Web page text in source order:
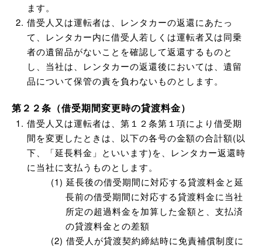
ます。
借受人又は運転者は、レンタカーの返還にあたっ
て、レンタカー内に借受人若しくは運転者又は同乗
者の遺留品がないことを確認して返還するものと
し、当社は、レンタカーの返還後においては、遺留
品について保管の責を負わないものとします。
第２２条（借受期間変更時の貸渡料金）
借受人又は運転者は、第１２条第１項により借受期
間を変更したときは、以下の各号の金額の合計額(以
下、「延長料金」といいます)を、レンタカー返還時
に当社に支払うものとします。
延長後の借受期間に対応する貸渡料金と延
長前の借受期間に対応する貸渡料金に当社
所定の超過料金を加算した金額と、支払済
の貸渡料金との差額
借受人が貸渡契約締結時に免責補償制度に